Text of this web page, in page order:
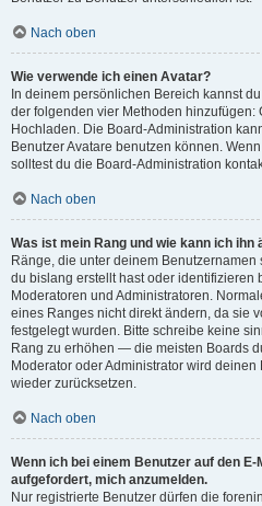
Nach oben
Wie verwende ich einen Avatar?
In deinem persönlichen Bereich kannst
der folgenden vier Methoden hinzufügen:
Hochladen. Die Board-Administration
Benutzer Avatare benutzen können.
solltest du die Board-Administration
Nach oben
Was ist mein Rang und wie kann ich ihn
Ränge, die unter deinem
du bislang erstellt hast oder identifizieren
Moderatoren und Administratoren.
eines Ranges nicht direkt ändern, da sie
festgelegt wurden. Bitte schreibe keine
Rang zu erhöhen — die meisten Boards
Moderator oder Administrator wird
wieder zurücksetzen.
Nach oben
Wenn ich bei einem Benutzer auf den
aufgefordert, mich anzumelden.
Nur registrierte Benutzer dürfen die